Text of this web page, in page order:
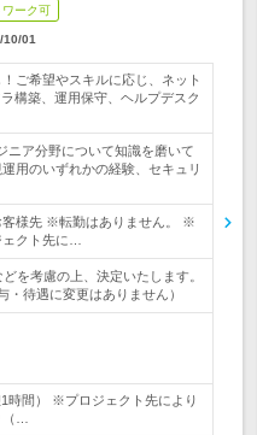
ワーク可
10/01
ご希望やスキルに応じ、ネット
構築、運用保守、ヘルプデスク
ニア分野について知識を磨いて
用のいずれかの経験、セキュリ
客様先 ※転勤はありません。 ※
クト先に…
を考慮の上、決定いたします。
待遇に変更はありません）
時間） ※プロジェクト先により
…